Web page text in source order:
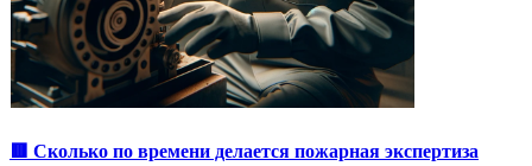
🟥 Сколько по времени делается пожарная экспертиза